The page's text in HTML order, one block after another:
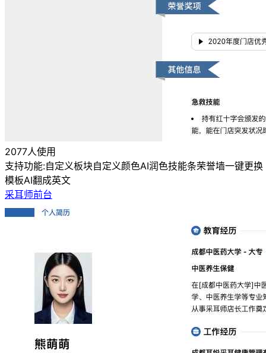
2077人使用
支持功能:自定义板块自定义颜色AI润色技能条荣誉墙一键更换
模板AI翻成英文
采耳师前台